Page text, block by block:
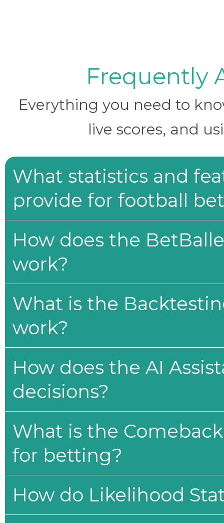
Frequently
Everything you need to
live scores, and
What statistics and
provide for football
How does the
work?
What is the
work?
How does the AI
decisions?
What is the
for betting?
How do Likelihood